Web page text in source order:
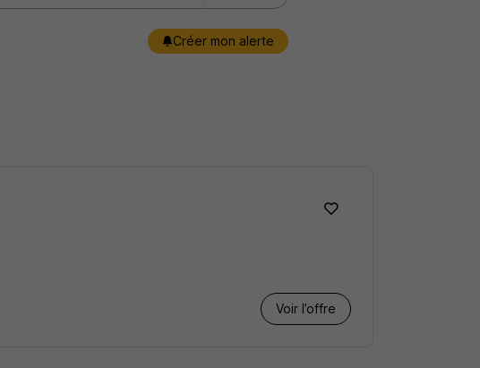
Créer mon alerte
Voir l’offre